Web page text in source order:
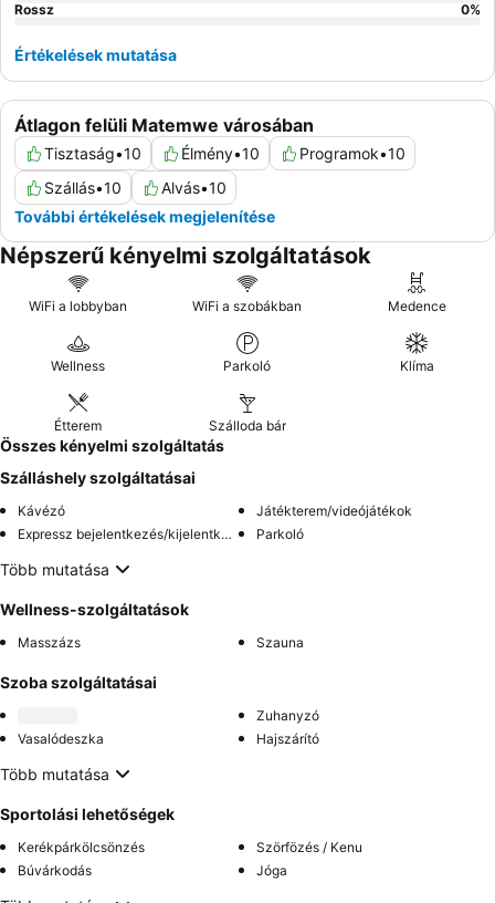
Átlagon felüli Matemwe városában
Tisztaság•10 Élmény•10 Programok•10
Szállás•10 Alvás•10
További értékelések megjelenítése
Rossz
0%
Értékelések mutatása
Népszerű kényelmi szolgáltatások
WiFi a lobbyban WiFi a szobákban Medence
Wellness Parkoló Klíma
Étterem Szálloda bár
Összes kényelmi szolgáltatás
Szálláshely szolgáltatásai
Kávézó
Játékterem/videójátékok
Expressz bejelentkezés/kijelentkezés
Parkoló
Több mutatása
Wellness-szolgáltatások
Masszázs Szauna
Szoba szolgáltatásai
Zuhanyzó
Vasalódeszka
Hajszárító
Több mutatása
Sportolási lehetőségek
Kerékpárkölcsönzés
Szörfözés / Kenu
Búvárkodás
Jóga